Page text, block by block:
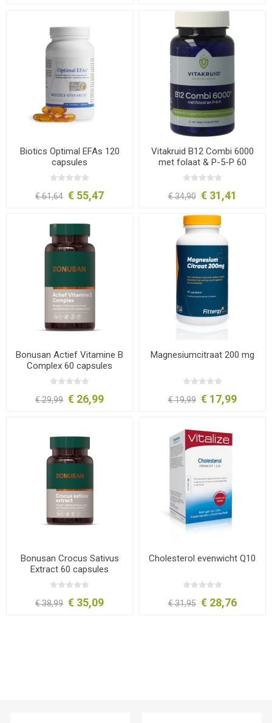
Biotics Optimal EFAs 120
capsules
€ 61,64 € 55,47
Vitakruid B12 Combi 6000
met folaat & P-5-P 60
tabletten
€ 34,90 € 31,41
Bonusan Actief Vitamine B
Complex 60 capsules
€ 29,99 € 26,99
Magnesiumcitraat 200 mg
€ 19,99 € 17,99
Bonusan Crocus Sativus
Extract 60 capsules
€ 38,99 € 35,09
Cholesterol evenwicht Q10
€ 31,95 € 28,76